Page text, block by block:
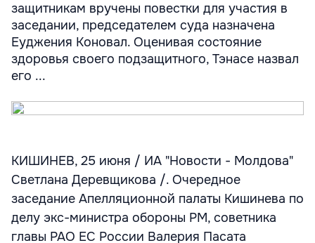
защитникам вручены повестки для участия в
заседании, председателем суда назначена
Еуджения Коновал. Оценивая состояние
здоровья своего подзащитного, Тэнасе назвал
его ...
КИШИНЕВ, 25 июня / ИА "Новости - Молдова"
Светлана Деревщикова /. Очередное
заседание Апелляционной палаты Кишинева по
делу экс-министра обороны РМ, советника
главы РАО ЕС России Валерия Пасата